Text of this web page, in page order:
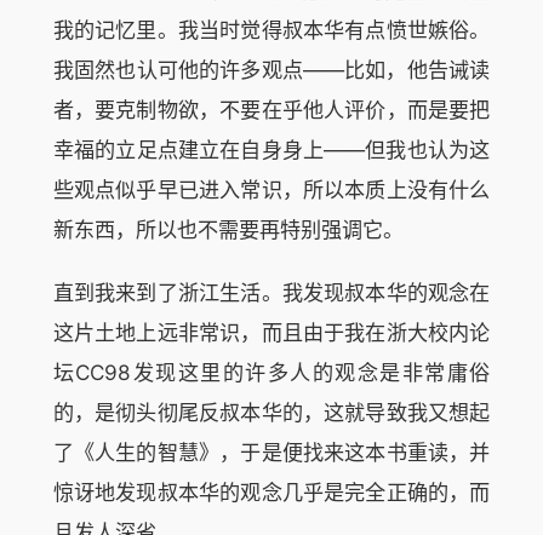
我的记忆里。我当时觉得叔本华有点愤世嫉俗。
我固然也认可他的许多观点——比如，他告诫读
者，要克制物欲，不要在乎他人评价，而是要把
幸福的立足点建立在自身身上——但我也认为这
些观点似乎早已进入常识，所以本质上没有什么
新东西，所以也不需要再特别强调它。
直到我来到了浙江生活。我发现叔本华的观念在
这片土地上远非常识，而且由于我在浙大校内论
坛CC98发现这里的许多人的观念是非常庸俗
的，是彻头彻尾反叔本华的，这就导致我又想起
了《人生的智慧》，于是便找来这本书重读，并
惊讶地发现叔本华的观念几乎是完全正确的，而